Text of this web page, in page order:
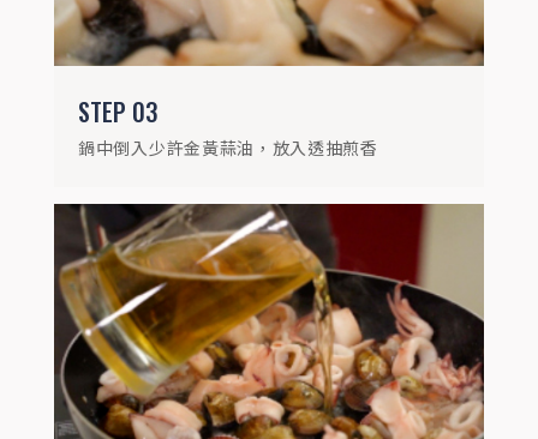
STEP 03
鍋中倒入少許金黃蒜油，放入透抽煎香
STEP05
加入奶油後撒入玫瑰鹽、百搭香草，放入檸
檬、蔥花